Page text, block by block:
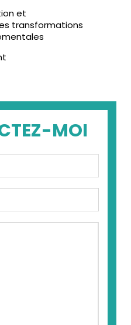
et
transformations
MOI